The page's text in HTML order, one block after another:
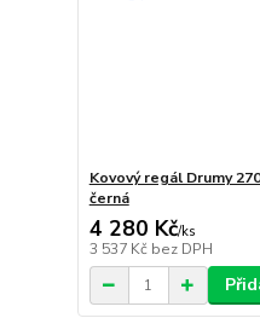
Kovový regál Drumy
černá
4 280 Kč/ks
3 537 Kč bez DPH